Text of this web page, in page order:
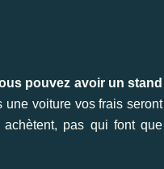
pouvez avoir un stand
une voiture vos frais seront
pas qui font que